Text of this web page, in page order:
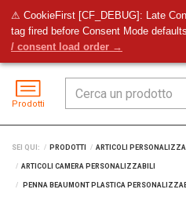
⚠ CookieFirst [CF_DEBUG]: Late
tag fired before Consent Mode
/ consent load order →
Prodotti
SEI QUI: PRODOTTI ARTICOLI
ARTICOLI CAMERA PERSONALIZZABILI
PENNA BEAUMONT PLASTICA